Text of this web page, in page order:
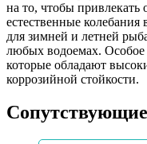
на то, чтобы привлекать
естественные
для зимней и летней
любых водоемах. Особое
которые обладают
коррозийной стойкости.